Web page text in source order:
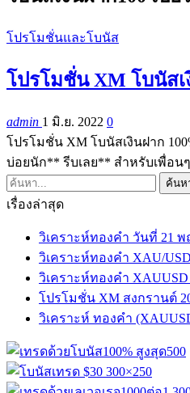
โปรโมชั่นและโบนัส
โปรโมชั่น XM โบนัสเ
admin 1 มิ.ย. 2022 0
โปรโมชั่น XM โบนัสเงินฝาก
บ่อยนัก** รีบเลย** สำหรับเพื่อ
เรื่องล่าสุด
วิเคราะห์ทองคำ วันที่ 21
วิเคราะห์ทองคำ XAU/
วิเคราะห์ทองคำ
โปรโมชั่น XM สงกรานต์
วิเคราะห์ ทองคำ